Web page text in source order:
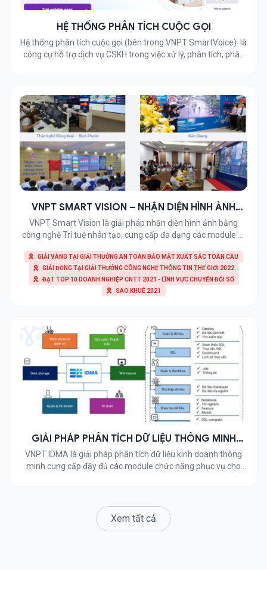
HỆ THỐNG PHÂN TÍCH CUỘC GỌI
Hệ thống phân tích cuộc gọi (bên trong VNPT SmartVoice) là
công cụ hỗ trợ dịch vụ CSKH trong việc xử lý, phân tích, phân
VNPT SMART VISION – NHẬN DIỆN HÌNH ẢNH
BẰNG TRÍ TUỆ NHÂN TẠO
VNPT Smart Vision là giải pháp nhận diện hình ảnh bằng
công nghệ Trí tuệ nhân tạo, cung cấp đa dạng các module AI
nhân tạo, tích hợp vào máy tính bảng/camera Ưu điểm của
giải pháp VNPT Smart Vision Giải Pháp […]
GIẢI VÀNG TẠI GIẢI THƯỞNG AN TOÀN BẢO MẬT XUẤT SẮC TOÀN CẦU
GIẢI ĐỒNG TẠI GIẢI THƯỞNG CÔNG NGHỆ THÔNG TIN THẾ GIỚI 2022
ĐẠT TOP 10 DOANH NGHIỆP CNTT 2021 - LĨNH VỰC CHUYỂN ĐỔI SỐ
SAO KHUÊ 2021
GIẢI PHÁP PHÂN TÍCH DỮ LIỆU THÔNG MINH
VNPT IDMA
VNPT IDMA là giải pháp phân tích dữ liệu kinh doanh thông
minh cung cấp đầy đủ các module chức năng phục vụ cho
Xem tất cả